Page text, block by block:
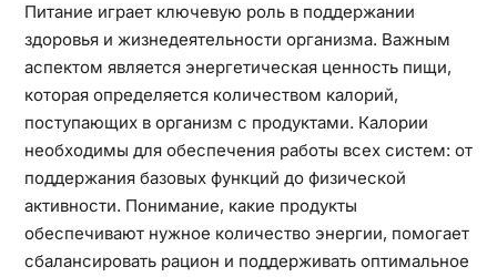
Питание играет ключевую роль в поддержании
здоровья и жизнедеятельности организма. Важным
аспектом является энергетическая ценность пищи,
которая определяется количеством калорий,
поступающих в организм с продуктами. Калории
необходимы для обеспечения работы всех систем: от
поддержания базовых функций до физической
активности. Понимание, какие продукты
обеспечивают нужное количество энергии, помогает
сбалансировать рацион и поддерживать оптимальное